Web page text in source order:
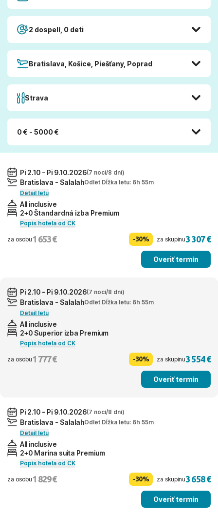
2 dospelí, 0 deti
Bratislava, Košice, Piešťany, Poprad
Strava
0 € - 5000 €
Pi 2.10 - Pi 9.10.2026(7 nocí/8 dní)
Bratislava - SalalahOdlet Dĺžka letu: 6h 55m
Detail letu
All inclusive
2+0 Štandardná izba Premium
Popis hotela od CK
za osobu 1 653 € -30% za skupinu3 307 €
Overiť termín
Pi 2.10 - Pi 9.10.2026(7 nocí/8 dní)
Bratislava - SalalahOdlet Dĺžka letu: 6h 55m
Detail letu
All inclusive
2+0 Superior izba Premium
Popis hotela od CK
za osobu 1 777 € -30% za skupinu3 554 €
Overiť termín
Pi 2.10 - Pi 9.10.2026(7 nocí/8 dní)
Bratislava - SalalahOdlet Dĺžka letu: 6h 55m
Detail letu
All inclusive
2+0 Marina suita Premium
Popis hotela od CK
za osobu 1 829 € -30% za skupinu3 658 €
Overiť termín